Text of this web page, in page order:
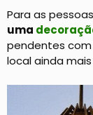
Para as
uma
pendentes com
local ainda